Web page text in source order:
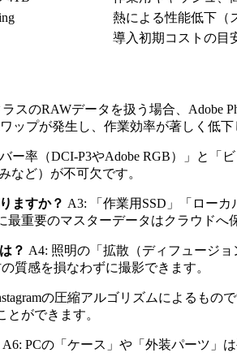
熱による性能低下（
導入初期コストの目
ラスのRAWデータを扱う場合、Adobe
ップが発生し、作業効率が著しく低下
ー率（DCI-P3やAdobe RGB）」と「
など）が不可欠です。
ますか？ A3: 「作業用SSD」「ロー
重要のマスターデータはクラウドへ
？ A4: 照明の「拡散（ディフュージ
質感を損なわずに撮影できます。
の圧縮アルゴリズムによるもの
とができます。
A6: PCの「ケース」や「外装パーツ」